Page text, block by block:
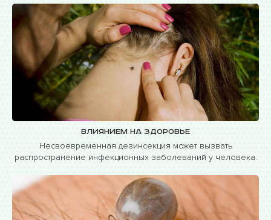
Влиянием на здоровье
Несвоевременная дезинсекция может вызвать
распространение инфекционных заболеваний у человека.